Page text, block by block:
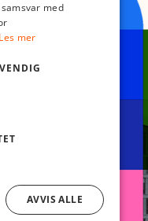
med
Les mer
AVVIS ALLE